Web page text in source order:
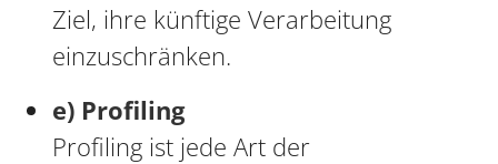
Ziel, ihre künftige Verarbeitung
einzuschränken.
e) Profiling
Profiling ist jede Art der